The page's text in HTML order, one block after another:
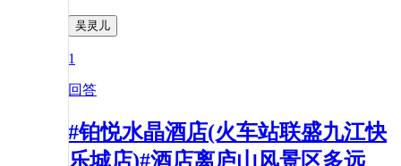
吴灵儿
1
回答
#铂悦水晶酒店(火车站联盛九江快
乐城店)#酒店离庐山风景区多远